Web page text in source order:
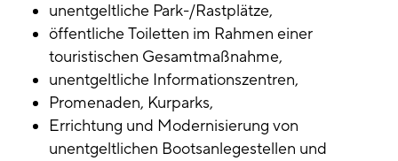
unentgeltliche Park-/Rastplätze,
öffentliche Toiletten im Rahmen einer
touristischen Gesamtmaßnahme,
unentgeltliche Informationszentren,
Promenaden, Kurparks,
Errichtung und Modernisierung von
unentgeltlichen Bootsanlegestellen und